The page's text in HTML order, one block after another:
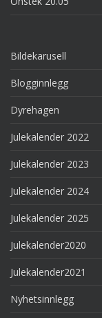
Bildekarusell
Blogginnlegg
Dyrehagen
Julekalender 2022
Julekalender 2023
Julekalender 2024
Julekalender 2025
Julekalender2020
Julekalender2021
Nyhetsinnlegg